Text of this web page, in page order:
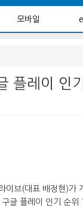
모바일
플레이 인
브(대표 배정현)가
글 플레이 인기 순위